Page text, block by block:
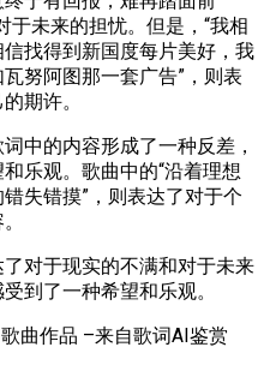
于未来的担忧。但是，“我相
找得到新国度每片美好，我
努阿图那一套广告”，则表
期许。
中的内容形成了一种反差，
乐观。歌曲中的“沿着理想
失错摸”，则表达了对于个
对于现实的不满和对于未来
到了一种希望和乐观。
曲作品 –来自歌词AI鉴赏